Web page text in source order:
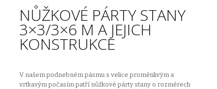
NŮŽKOVÉ PÁRTY STANY
3×3/3×6 M A JEJICH
KONSTRUKCE
V našem podnebném pásmu s velice proměnlivým a
vrtkavým počasím patří nůžkové párty stany o rozměrech